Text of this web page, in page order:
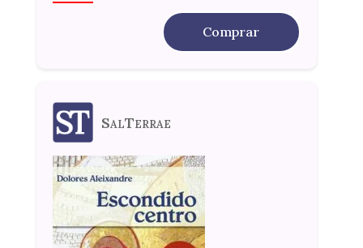
Comprar
SalTerrae